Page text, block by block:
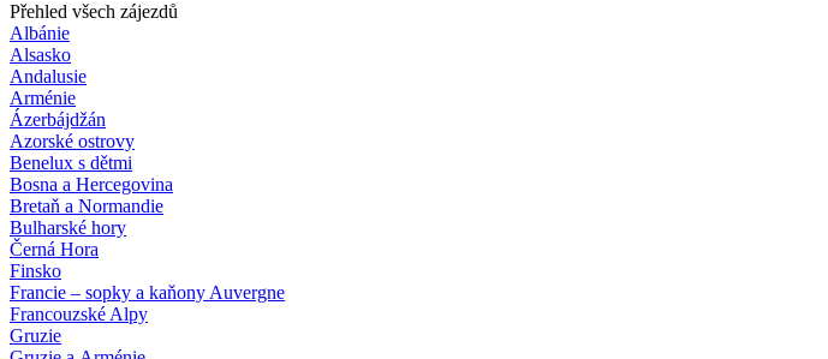
Přehled všech zájezdů
Albánie
Alsasko
Andalusie
Arménie
Ázerbájdžán
Azorské ostrovy
Benelux s dětmi
Bosna a Hercegovina
Bretaň a Normandie
Bulharské hory
Černá Hora
Finsko
Francie – sopky a kaňony Auvergne
Francouzské Alpy
Gruzie